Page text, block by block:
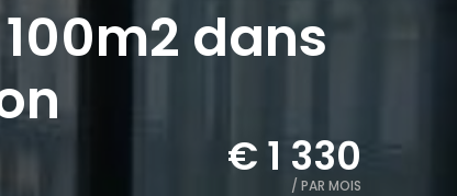
dans
€ 1 330
/ PAR MOIS